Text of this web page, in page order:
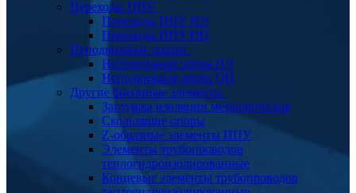
Переходы ППУ
Переходы ППУ ПЭ
Переходы ППУ ОЦ
Неподвижные опоры
Неподвижная опора ПЭ
Неподвижная опора ОЦ
Другие фасонные элементы
Заглушка изоляции металлическая
Скользящие опоры
Z-образные элементы ППУ
Элементы трубопроводов
теплогидроизолированные
Концевые элементы трубопроводов